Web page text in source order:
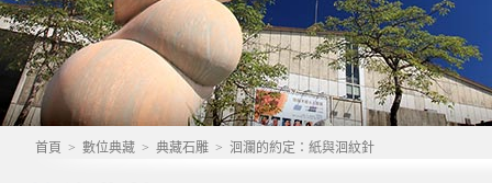
首頁 > 數位典藏 > 典藏石雕 > 洄瀾的約定：紙與洄紋針